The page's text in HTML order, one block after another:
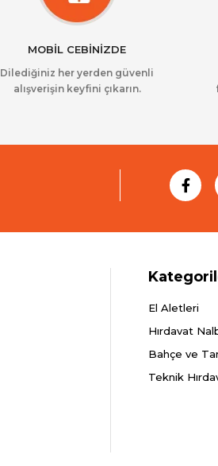
MOBİL CEBİNİZDE
Dilediğiniz her yerden güvenli
alışverişin keyfini çıkarın.
El Aletleri
Hırdavat
Bahçe ve
Teknik